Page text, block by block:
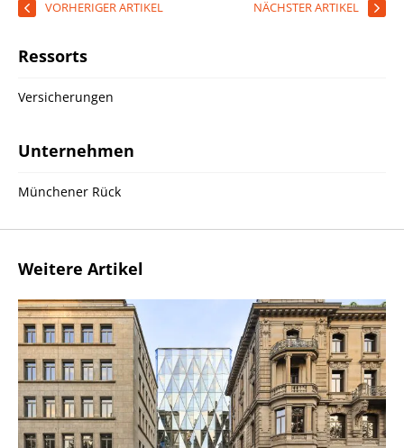
VORHERIGER ARTIKEL NÄCHSTER ARTIKEL
Ressorts
Versicherungen
Unternehmen
Münchener Rück
Weitere Artikel